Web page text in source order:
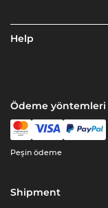
Help
Ödeme yöntemleri
Peşin ödeme
Shipment